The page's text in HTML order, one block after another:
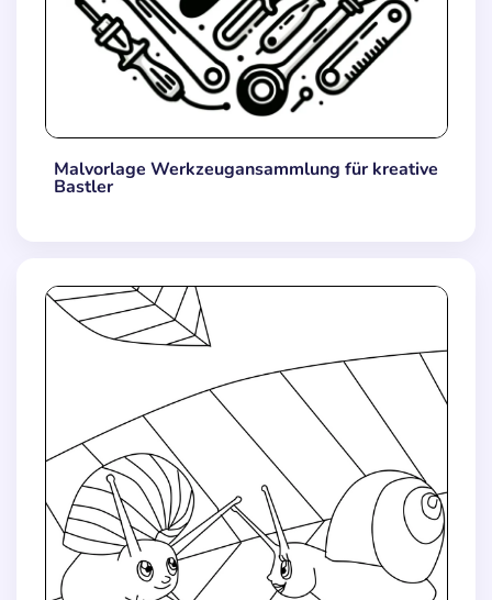
Malvorlage Werkzeugansammlung für kreative
Bastler